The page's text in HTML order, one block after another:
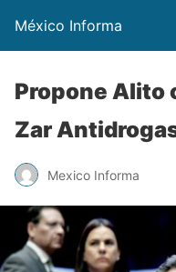
México Informa
Propone Alito
Zar
Mexico Informa